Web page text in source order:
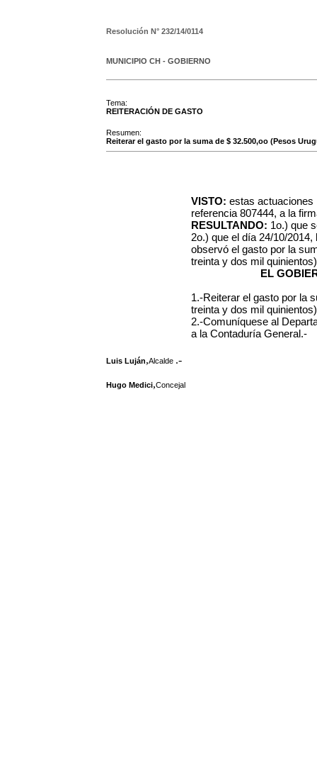
Resolución N° 232/14/0114
MUNICIPIO CH - GOBIERNO
Tema:
REITERACIÓN DE GASTO
Resumen:
Reiterar el gasto por la suma de $ 32.500,oo (Pesos
VISTO: estas actuaciones
referencia 807444, a la
RESULTANDO: 1o.) que
2o.) que el día 24/10/2014,
observó el gasto por la
treinta y dos mil quinientos)
EL
1.-Reiterar el gasto por la
treinta y dos mil
2.-Comuníquese al
a la Contaduría General.-
Luis Luján,Alcalde .-
Hugo Medici,Concejal